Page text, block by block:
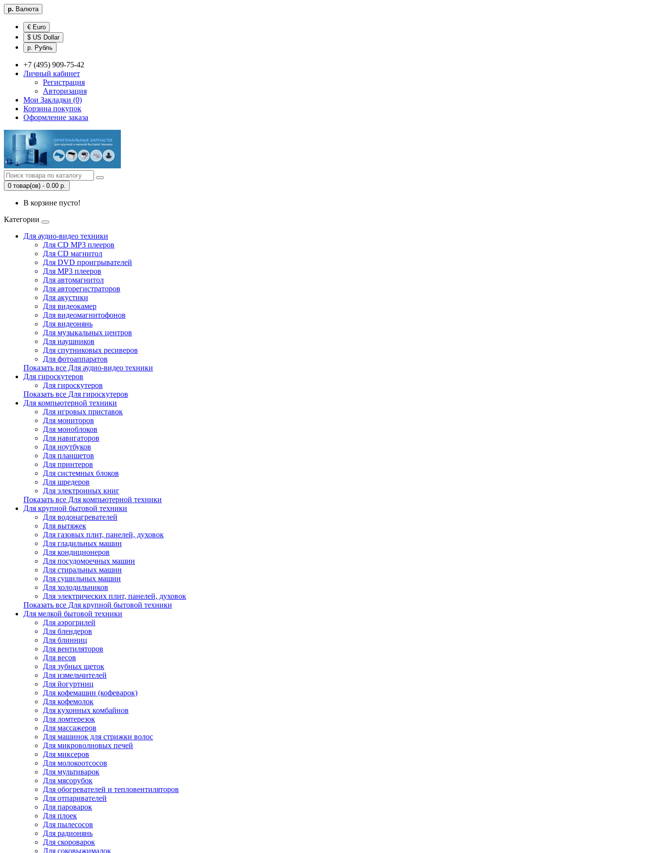
р. Валюта
€ Euro
$ US Dollar
р. Рубль
+7 (495) 909-75-42
Личный кабинет
Регистрация
Авторизация
Мои Закладки (0)
Корзина покупок
Оформление заказа
0 товар(ов) - 0.00 р.
В корзине пусто!
Категории
Для аудио-видео техники
Для CD MP3 плееров
Для CD магнитол
Для DVD проигрывателей
Для MP3 плееров
Для автомагнитол
Для авторегистраторов
Для акустики
Для видеокамер
Для видеомагнитофонов
Для видеонянь
Для музыкальных центров
Для наушников
Для спутниковых ресиверов
Для фотоаппаратов
Показать все Для аудио-видео техники
Для гироскутеров
Для гироскутеров
Показать все Для гироскутеров
Для компьютерной техники
Для игровых приставок
Для мониторов
Для моноблоков
Для навигаторов
Для ноутбуков
Для планшетов
Для принтеров
Для системных блоков
Для шредеров
Для электронных книг
Показать все Для компьютерной техники
Для крупной бытовой техники
Для водонагревателей
Для вытяжек
Для газовых плит, панелей, духовок
Для гладильных машин
Для кондиционеров
Для посудомоечных машин
Для стиральных машин
Для сушильных машин
Для холодильников
Для электрических плит, панелей, духовок
Показать все Для крупной бытовой техники
Для мелкой бытовой техники
Для аэрогрилей
Для блендеров
Для блинниц
Для вентиляторов
Для весов
Для зубных щеток
Для измельчителей
Для йогуртниц
Для кофемашин (кофеварок)
Для кофемолок
Для кухонных комбайнов
Для ломтерезок
Для массажеров
Для машинок для стрижки волос
Для микроволновых печей
Для миксеров
Для молокоотсосов
Для мультиварок
Для мясорубок
Для обогревателей и тепловентиляторов
Для отпаривателей
Для пароварок
Для плоек
Для пылесосов
Для радионянь
Для скороварок
Для соковыжималок